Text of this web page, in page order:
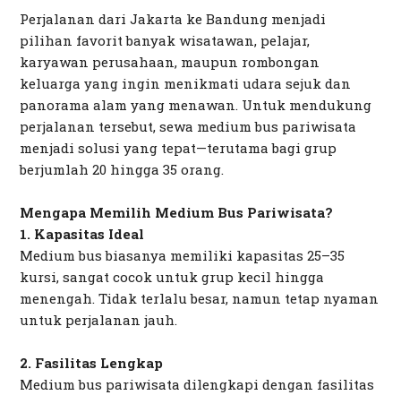
Perjalanan dari Jakarta ke Bandung menjadi
pilihan favorit banyak wisatawan, pelajar,
karyawan perusahaan, maupun rombongan
keluarga yang ingin menikmati udara sejuk dan
panorama alam yang menawan. Untuk mendukung
perjalanan tersebut, sewa medium bus pariwisata
menjadi solusi yang tepat—terutama bagi grup
berjumlah 20 hingga 35 orang.
Mengapa Memilih Medium Bus Pariwisata?
1. Kapasitas Ideal
Medium bus biasanya memiliki kapasitas 25–35
kursi, sangat cocok untuk grup kecil hingga
menengah. Tidak terlalu besar, namun tetap nyaman
untuk perjalanan jauh.
2. Fasilitas Lengkap
Medium bus pariwisata dilengkapi dengan fasilitas